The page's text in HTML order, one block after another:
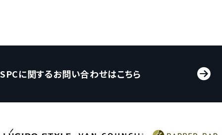
SPCに関するお問い合わせはこちら